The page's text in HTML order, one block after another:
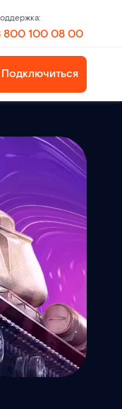
800 100 08 00
Подключиться